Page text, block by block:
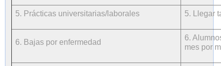
5. Prácticas universitarias/laborales 5. Llegar
6. Bajas por enfermedad
6.
mes por